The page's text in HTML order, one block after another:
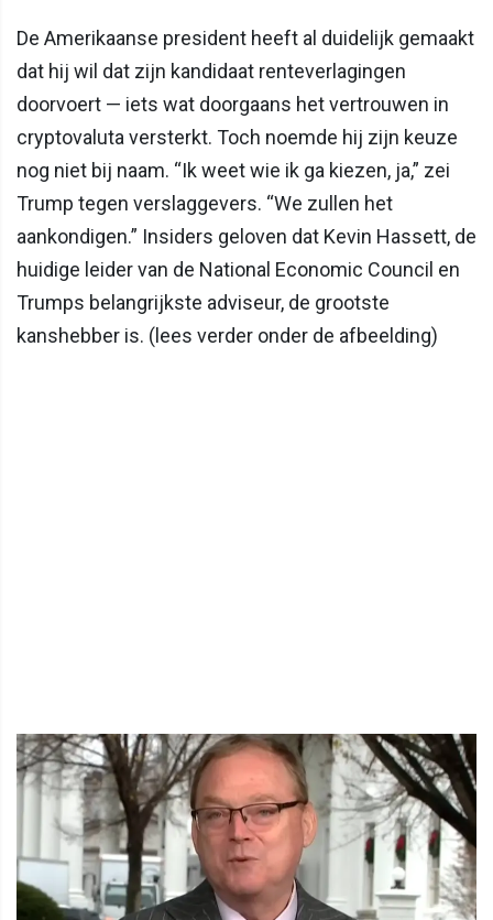
De Amerikaanse president heeft al duidelijk gemaakt
dat hij wil dat zijn kandidaat renteverlagingen
doorvoert — iets wat doorgaans het vertrouwen in
cryptovaluta versterkt. Toch noemde hij zijn keuze
nog niet bij naam. “Ik weet wie ik ga kiezen, ja,” zei
Trump tegen verslaggevers. “We zullen het
aankondigen.” Insiders geloven dat Kevin Hassett, de
huidige leider van de National Economic Council en
Trumps belangrijkste adviseur, de grootste
kanshebber is. (lees verder onder de afbeelding)